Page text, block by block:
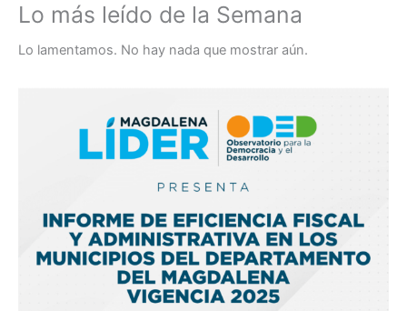
Lo más leído de la Semana
Lo lamentamos. No hay nada que mostrar aún.